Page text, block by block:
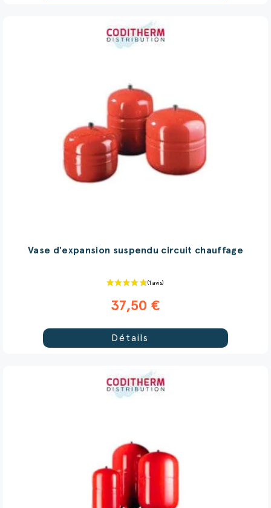
Vase d'expansion suspendu circuit chauffage
37,50 €
Détails